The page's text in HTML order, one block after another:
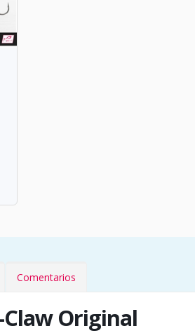
Comentarios
Claw Original